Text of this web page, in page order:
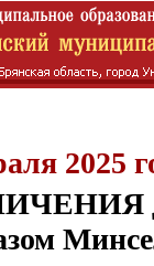
2025